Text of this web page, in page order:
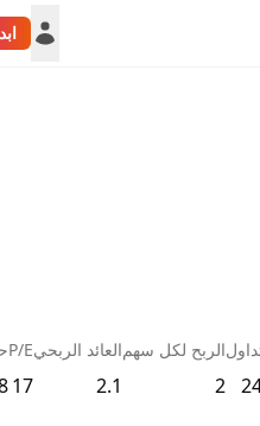
الربح لكل سهم
2
العائد الربحي
2.1
P/E
17